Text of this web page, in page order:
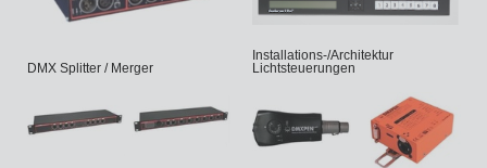
DMX Splitter / Merger
Installations-/Architektur
Lichtsteuerungen